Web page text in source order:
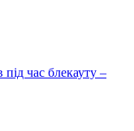
час блекауту –